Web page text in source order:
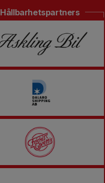
Hållbarhetspartners